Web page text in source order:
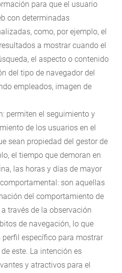
para que el usuario
con determinadas
como, por ejemplo, el
a mostrar cuando el
el aspecto o contenido
del tipo de navegador del
empleados, imagen de
permiten el seguimiento y
de los usuarios en el
sean propiedad del gestor de
el tiempo que demoran en
las horas y días de mayor
son aquellas
del comportamiento de
través de la observación
de navegación, lo que
específico para mostrar
este. La intención es
y atractivos para el